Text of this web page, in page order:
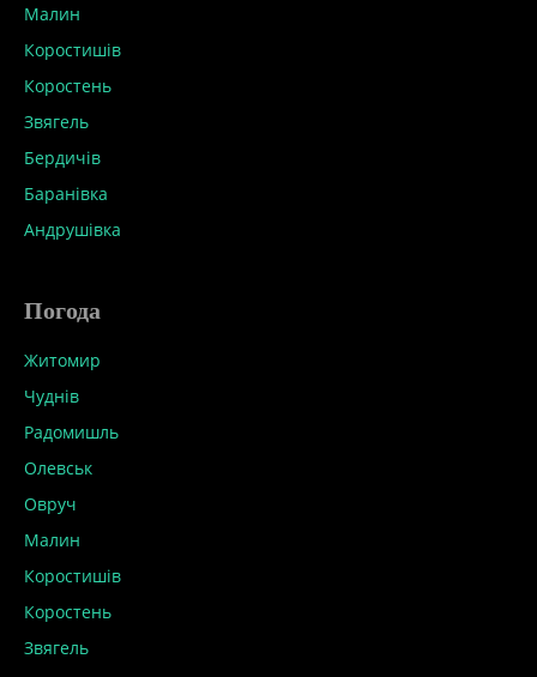
Малин
Коростишів
Коростень
Звягель
Бердичів
Баранівка
Андрушівка
Погода
Житомир
Чуднів
Радомишль
Олевськ
Овруч
Малин
Коростишів
Коростень
Звягель